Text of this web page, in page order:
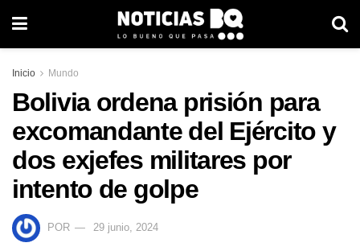
Inicio Mundo
Bolivia ordena prisión para
excomandante del Ejército y
dos exjefes militares por
intento de golpe
POR 29 junio, 2024